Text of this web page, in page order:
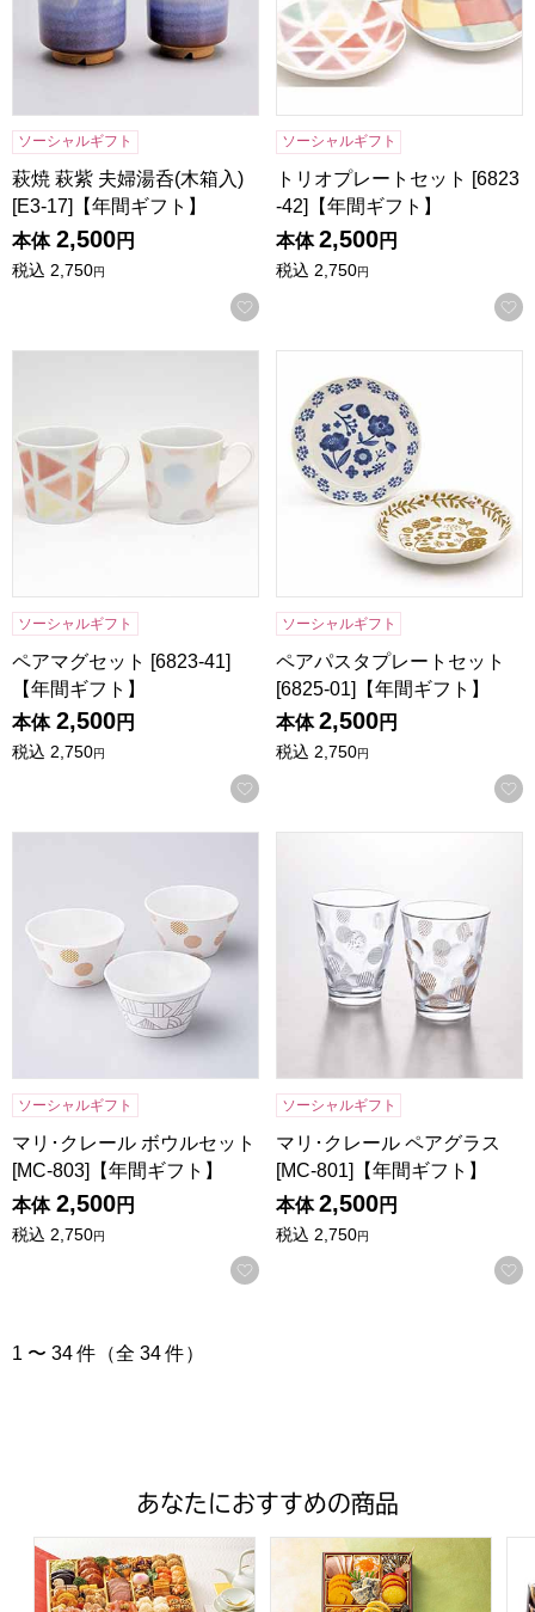
ソーシャルギフト
萩焼 萩紫 夫婦湯呑(木箱入)
[E3-17]【年間ギフト】
本体 2,500円
税込 2,750円
お気に入りに登録する
ソーシャルギフト
トリオプレートセット [6823
-42]【年間ギフト】
本体 2,500円
税込 2,750円
ソーシャルギフト
ペアマグセット [6823-41]
【年間ギフト】
本体 2,500円
税込 2,750円
お気に入りに登録する
ソーシャルギフト
ペアパスタプレートセット
[6825-01]【年間ギフト】
本体 2,500円
税込 2,750円
ソーシャルギフト
マリ･クレール ボウルセット
[MC-803]【年間ギフト】
本体 2,500円
税込 2,750円
お気に入りに登録する
ソーシャルギフト
マリ･クレール ペアグラス
[MC-801]【年間ギフト】
本体 2,500円
税込 2,750円
1 〜 34 件（全 34 件）
あなたにおすすめの商品
トップバリュ 和洋中特大二段重「饗宴」(きょうえん)【4
トップバリュ 和風三段重「